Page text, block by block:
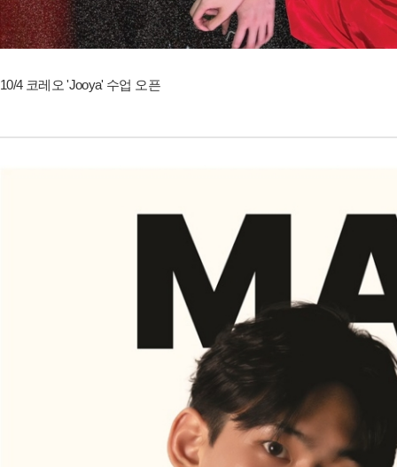
10/4 코레오 'Jooya' 수업 오픈